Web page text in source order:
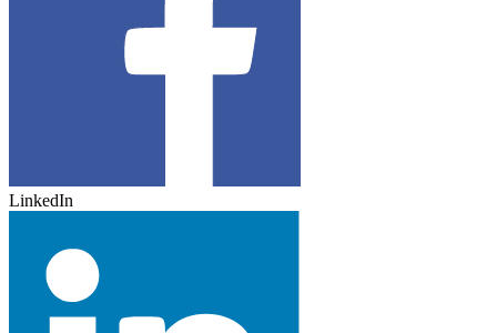
LinkedIn